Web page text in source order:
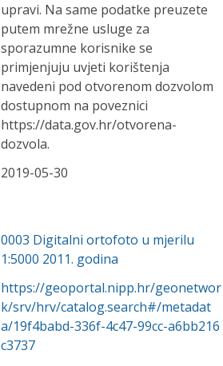
upravi. Na same podatke preuzete
putem mrežne usluge za
sporazumne korisnike se
primjenjuju uvjeti korištenja
navedeni pod otvorenom dozvolom
dostupnom na poveznici
https://data.gov.hr/otvorena-
dozvola.
2019-05-30
0003 Digitalni ortofoto u mjerilu
1:5000 2011. godina
https://geoportal.nipp.hr/geonetwor
k/srv/hrv/catalog.search#/metadat
a/19f4babd-336f-4c47-99cc-a6bb216
c3737